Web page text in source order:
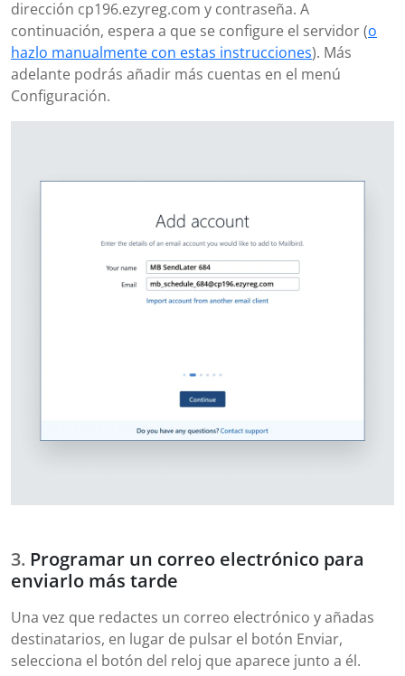
dirección cp196.ezyreg.com y contraseña. A
continuación, espera a que se configure el servidor (o
hazlo manualmente con estas instrucciones). Más
adelante podrás añadir más cuentas en el menú
Configuración.
Programar un correo electrónico para
enviarlo más tarde
Una vez que redactes un correo electrónico y añadas
destinatarios, en lugar de pulsar el botón Enviar,
selecciona el botón del reloj que aparece junto a él.